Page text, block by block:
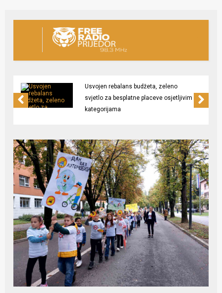
Usvojen rebalans budžeta, zeleno
svjetlo za besplatne placeve osjetljivim
kategorijama